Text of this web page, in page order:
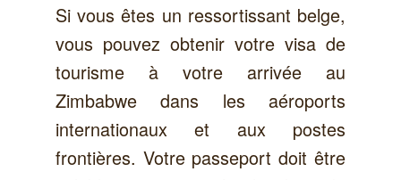
Si vous êtes un ressortissant belge,
vous pouvez obtenir votre visa de
tourisme à votre arrivée au
Zimbabwe dans les aéroports
internationaux et aux postes
frontières. Votre passeport doit être